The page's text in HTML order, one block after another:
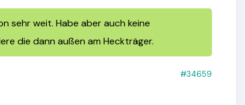
sehr weit. Habe aber auch keine
die dann außen am Heckträger.
#34659